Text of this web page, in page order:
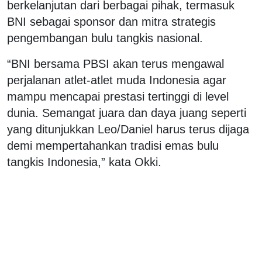
berkelanjutan dari berbagai pihak, termasuk
BNI sebagai sponsor dan mitra strategis
pengembangan bulu tangkis nasional.
“BNI bersama PBSI akan terus mengawal
perjalanan atlet-atlet muda Indonesia agar
mampu mencapai prestasi tertinggi di level
dunia. Semangat juara dan daya juang seperti
yang ditunjukkan Leo/Daniel harus terus dijaga
demi mempertahankan tradisi emas bulu
tangkis Indonesia,” kata Okki.